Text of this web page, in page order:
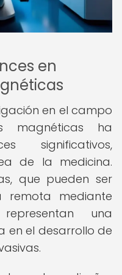
en
en el campo
magnéticas ha
significativos,
de la medicina.
que pueden ser
remota mediante
una
en el desarrollo de